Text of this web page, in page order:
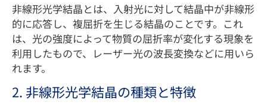
非線形光学結晶とは、入射光に対して結晶中が非線形
的に応答し、複屈折を生じる結晶のことです。これ
は、光の強度によって物質の屈折率が変化する現象を
利用したもので、レーザー光の波長変換などに用いら
れます。
2. 非線形光学結晶の種類と特徴